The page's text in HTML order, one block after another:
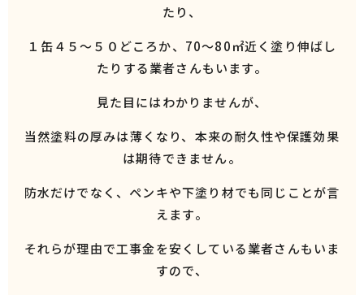
たり、
１缶４５～５０どころか、70～80㎡近く塗り伸ばし
たりする業者さんもいます。
見た目にはわかりませんが、
当然塗料の厚みは薄くなり、本来の耐久性や保護効果
は期待できません。
防水だけでなく、ペンキや下塗り材でも同じことが言
えます。
それらが理由で工事金を安くしている業者さんもいま
すので、